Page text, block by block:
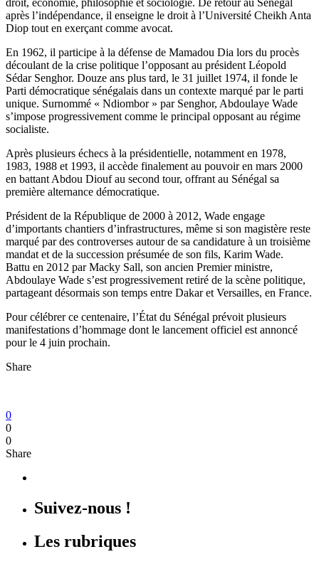
après l’indépendance, il enseigne le droit à l’Université Cheikh Anta
Diop tout en exerçant comme avocat.
En 1962, il participe à la défense de Mamadou Dia lors du procès
découlant de la crise politique l’opposant au président Léopold
Sédar Senghor. Douze ans plus tard, le 31 juillet 1974, il fonde le
Parti démocratique sénégalais dans un contexte marqué par le parti
unique. Surnommé « Ndiombor » par Senghor, Abdoulaye Wade
s’impose progressivement comme le principal opposant au régime
socialiste.
Après plusieurs échecs à la présidentielle, notamment en 1978,
1983, 1988 et 1993, il accède finalement au pouvoir en mars 2000
en battant Abdou Diouf au second tour, offrant au Sénégal sa
première alternance démocratique.
Président de la République de 2000 à 2012, Wade engage
d’importants chantiers d’infrastructures, même si son magistère reste
marqué par des controverses autour de sa candidature à un troisième
mandat et de la succession présumée de son fils, Karim Wade.
Battu en 2012 par Macky Sall, son ancien Premier ministre,
Abdoulaye Wade s’est progressivement retiré de la scène politique,
partageant désormais son temps entre Dakar et Versailles, en France.
Pour célébrer ce centenaire, l’État du Sénégal prévoit plusieurs
manifestations d’hommage dont le lancement officiel est annoncé
pour le 4 juin prochain.
Share
0
0
0
Share
Suivez-nous !
Les rubriques